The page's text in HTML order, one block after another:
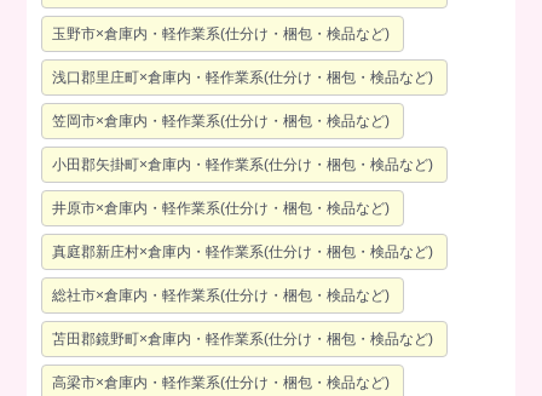
玉野市×倉庫内・軽作業系(仕分け・梱包・検品など)
浅口郡里庄町×倉庫内・軽作業系(仕分け・梱包・検品など)
笠岡市×倉庫内・軽作業系(仕分け・梱包・検品など)
小田郡矢掛町×倉庫内・軽作業系(仕分け・梱包・検品など)
井原市×倉庫内・軽作業系(仕分け・梱包・検品など)
真庭郡新庄村×倉庫内・軽作業系(仕分け・梱包・検品など)
総社市×倉庫内・軽作業系(仕分け・梱包・検品など)
苫田郡鏡野町×倉庫内・軽作業系(仕分け・梱包・検品など)
高梁市×倉庫内・軽作業系(仕分け・梱包・検品など)